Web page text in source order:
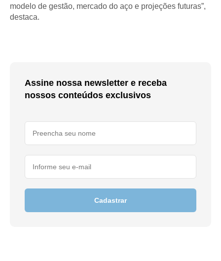
modelo de gestão, mercado do aço e projeções futuras”,
destaca.
Assine nossa newsletter e receba
nossos conteúdos exclusivos
Cadastrar